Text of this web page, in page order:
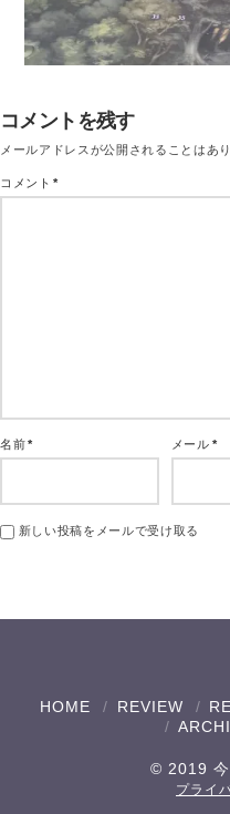
コメントを残す
メールアドレスが公開されることはあ
コメント*
名前* メール*
新しい投稿をメールで受け取る
HOME REVIEW
© 2019 今
プライ